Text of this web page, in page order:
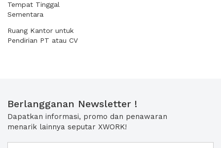
Tempat Tinggal
Sementara
Ruang Kantor untuk
Pendirian PT atau CV
Berlangganan Newsletter !
Dapatkan informasi, promo dan penawaran
menarik lainnya seputar XWORK!